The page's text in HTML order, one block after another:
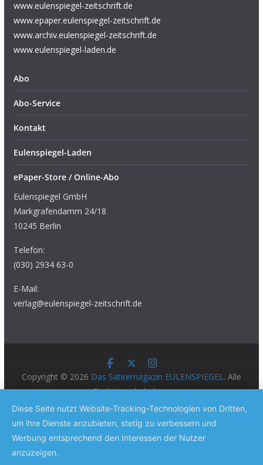
www.eulenspiegel-zeitschrift.de
www.epaper.eulenspiegel-zeitschrift.de
www.archiv.eulenspiegel-zeitschrift.de
www.eulenspiegel-laden.de
Abo
Abo-Service
Kontakt
Eulenspiegel-Laden
ePaper-Store / Online-Abo
Eulenspiegel GmbH
Markgrafendamm 24/18
10245 Berlin
Telefon:
(030) 2934 63-0
E-Mail:
verlag@eulenspiegel-zeitschrift.de
Copyright © 2026 Das Satiremagazin EULENSPIEGEL. Alle
Rechte vorbehalten.
Theme:ColorMag Provon ThemeGrill. Präsentiert von
WordPress.
Diese Seite nutzt Website-Tracking-Technologien von Dritten,
um ihre Dienste anzubieten, stetig zu verbessern und
Werbung entsprechend den Interessen der Nutzer
anzuzeigen.